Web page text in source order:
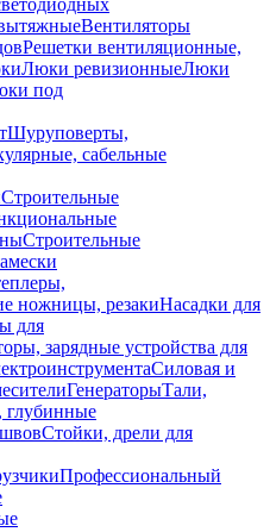
Вентиляторы
Решетки вентиляционные,
Люки ревизионныеЛюки
под
Шуруповерты,
сабельные
Строительные
Строительные
ножницы, резакиНасадки для
для
зарядные устройства для
Силовая и
ГенераторыТали,
Стойки, дрели для
Профессиональный